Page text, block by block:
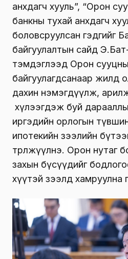
анхдагч хууль”, “Орон
банкны тухай анхдагч
боловсруулсан гэдгийг
байгуулалтын сайд
тэмдэглээд Орон
байгуулагдсанаар жилд
дахин нэмэгдүүлж,
хүлээгдэж буй
иргэдийн орлогын
ипотекийн зээлийн
төрөлжүүлнэ. Орон нутаг
захын бүсүүдийг
хүүтэй зээлд хамруулна